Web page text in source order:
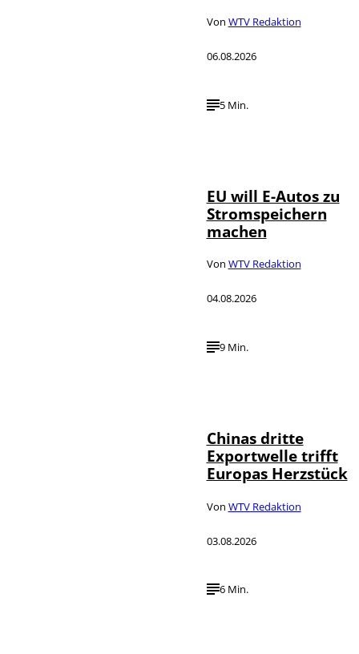
Von WTV Redaktion
06.08.2026
5 Min.
EU will E-Autos zu
Stromspeichern
machen
Von WTV Redaktion
04.08.2026
9 Min.
Chinas dritte
Exportwelle trifft
Europas Herzstück
Von WTV Redaktion
03.08.2026
6 Min.